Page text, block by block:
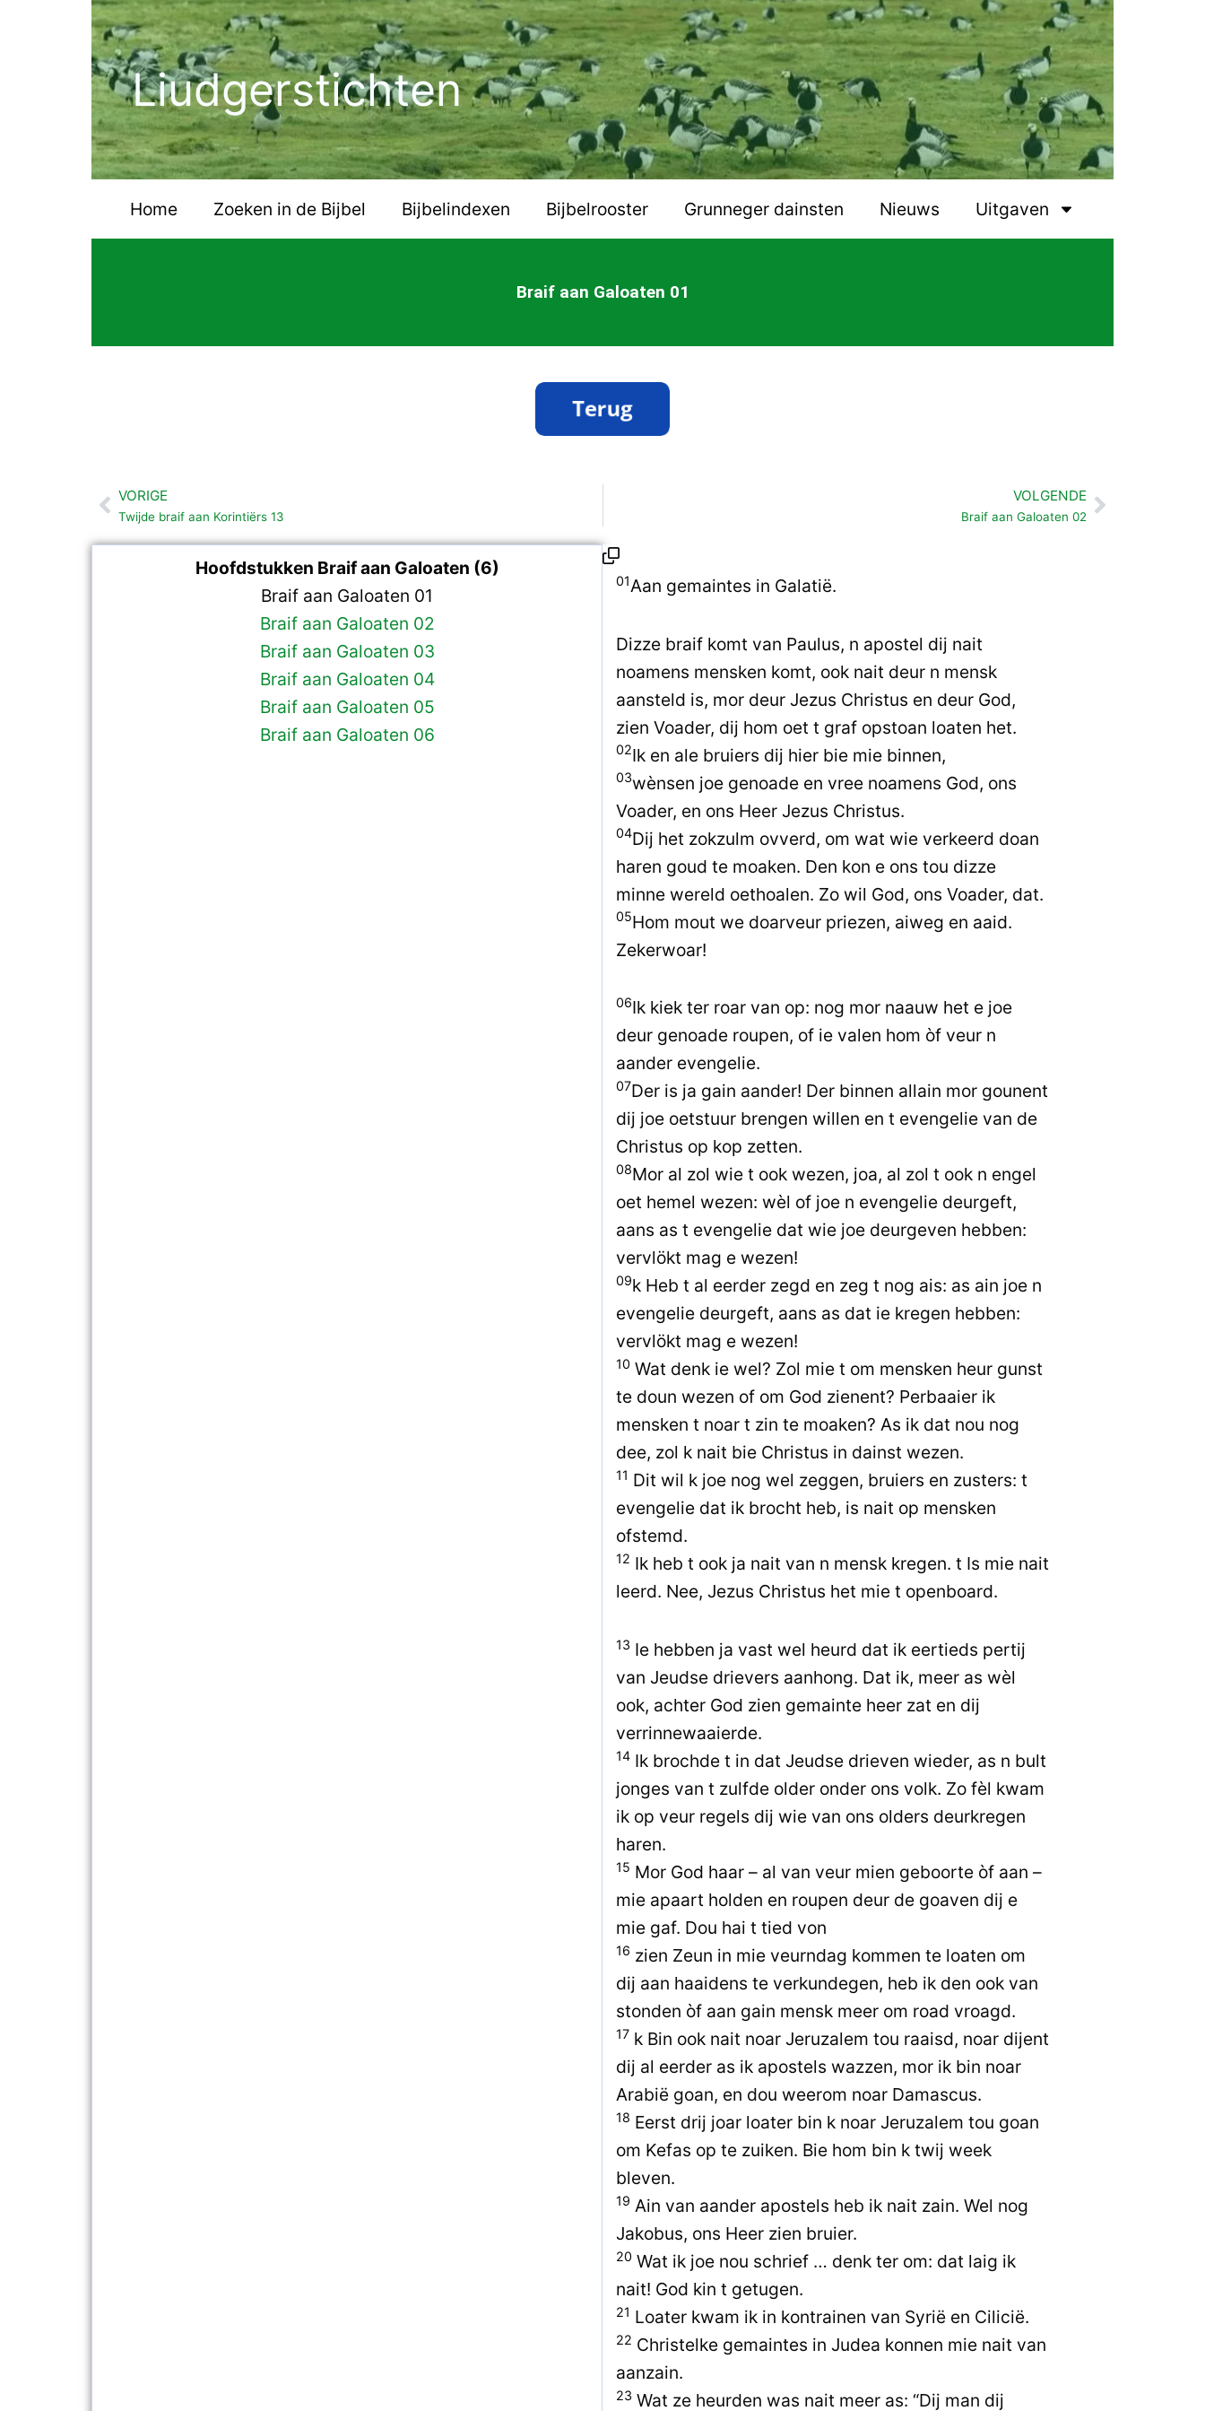
Liudgerstichten
Home Zoeken in de Bijbel Bijbelindexen Bijbelrooster Grunneger dainsten Nieuws Uitgaven
Braif aan Galoaten 01
Vorige
VORIGE
Twijde braif aan Korintiërs 13
VOLGENDE
Braif aan Galoaten 02Volgende
Hoofdstukken Braif aan Galoaten (6)
Braif aan Galoaten 01
Braif aan Galoaten 02
Braif aan Galoaten 03
Braif aan Galoaten 04
Braif aan Galoaten 05
Braif aan Galoaten 06
01Aan gemaintes in Galatië.
Dizze braif komt van Paulus, n apostel dij nait
noamens mensken komt, ook nait deur n mensk
aansteld is, mor deur Jezus Christus en deur God,
zien Voader, dij hom oet t graf opstoan loaten het.
02Ik en ale bruiers dij hier bie mie binnen,
03wènsen joe genoade en vree noamens God, ons
Voader, en ons Heer Jezus Christus.
04Dij het zokzulm ovverd, om wat wie verkeerd doan
haren goud te moaken. Den kon e ons tou dizze
minne wereld oethoalen. Zo wil God, ons Voader, dat.
05Hom mout we doarveur priezen, aiweg en aaid.
Zekerwoar!
06Ik kiek ter roar van op: nog mor naauw het e joe
deur genoade roupen, of ie valen hom òf veur n
aander evengelie.
07Der is ja gain aander! Der binnen allain mor gounent
dij joe oetstuur brengen willen en t evengelie van de
Christus op kop zetten.
08Mor al zol wie t ook wezen, joa, al zol t ook n engel
oet hemel wezen: wèl of joe n evengelie deurgeft,
aans as t evengelie dat wie joe deurgeven hebben:
vervlökt mag e wezen!
09k Heb t al eerder zegd en zeg t nog ais: as ain joe n
evengelie deurgeft, aans as dat ie kregen hebben:
vervlökt mag e wezen!
10 Wat denk ie wel? Zol mie t om mensken heur gunst
te doun wezen of om God zienent? Perbaaier ik
mensken t noar t zin te moaken? As ik dat nou nog
dee, zol k nait bie Christus in dainst wezen.
11 Dit wil k joe nog wel zeggen, bruiers en zusters: t
evengelie dat ik brocht heb, is nait op mensken
ofstemd.
12 Ik heb t ook ja nait van n mensk kregen. t Is mie nait
leerd. Nee, Jezus Christus het mie t openboard.
13 Ie hebben ja vast wel heurd dat ik eertieds pertij
van Jeudse drievers aanhong. Dat ik, meer as wèl
ook, achter God zien gemainte heer zat en dij
verrinnewaaierde.
14 Ik brochde t in dat Jeudse drieven wieder, as n bult
jonges van t zulfde older onder ons volk. Zo fèl kwam
ik op veur regels dij wie van ons olders deurkregen
haren.
15 Mor God haar – al van veur mien geboorte òf aan –
mie apaart holden en roupen deur de goaven dij e
mie gaf. Dou hai t tied von
16 zien Zeun in mie veurndag kommen te loaten om
dij aan haaidens te verkundegen, heb ik den ook van
stonden òf aan gain mensk meer om road vroagd.
17 k Bin ook nait noar Jeruzalem tou raaisd, noar dijent
dij al eerder as ik apostels wazzen, mor ik bin noar
Arabië goan, en dou weerom noar Damascus.
18 Eerst drij joar loater bin k noar Jeruzalem tou goan
om Kefas op te zuiken. Bie hom bin k twij week
bleven.
19 Ain van aander apostels heb ik nait zain. Wel nog
Jakobus, ons Heer zien bruier.
20 Wat ik joe nou schrief … denk ter om: dat laig ik
nait! God kin t getugen.
21 Loater kwam ik in kontrainen van Syrië en Cilicië.
22 Christelke gemaintes in Judea konnen mie nait van
aanzain.
23 Wat ze heurden was nait meer as: “Dij man dij